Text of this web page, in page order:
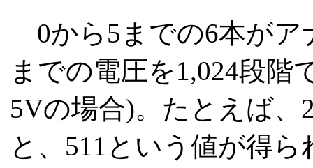
0から5までの6本がア
までの電圧を1,024段
5Vの場合)。たとえば
と、511という値が得